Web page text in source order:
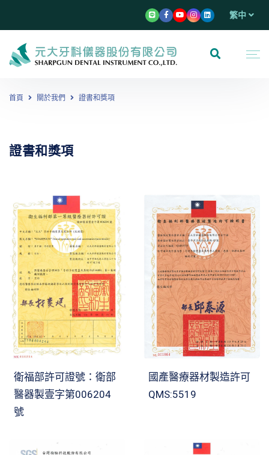
繁中
首頁 關於我們 證書和獎項
證書和獎項
衛福部許可證號：衛部
醫器製壹字第006204
號
國產醫療器材製造許可
QMS:5519